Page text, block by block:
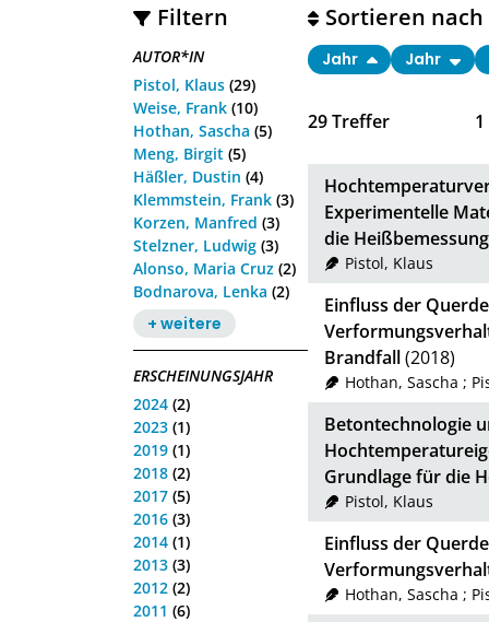
Filtern
AUTOR*IN
Pistol, Klaus (29)
Weise, Frank (10)
Hothan, Sascha (5)
Meng, Birgit (5)
Häßler, Dustin (4)
Klemmstein, Frank (3)
Korzen, Manfred (3)
Stelzner, Ludwig (3)
Alonso, Maria Cruz (2)
Bodnarova, Lenka (2)
+ weitere
ERSCHEINUNGSJAHR
2024 (2)
2023 (1)
2019 (1)
2018 (2)
2017 (5)
2016 (3)
2014 (1)
2013 (3)
2012 (2)
2011 (6)
29Treffer 1
Sortieren nach
Jahr Jahr
Experimentelle
die Heißbemessung
Pistol, Klaus
Einfluss der
Brandfall(2018)
Hothan, Sascha ;
Betontechnologie
Grundlage für die
Pistol, Klaus
Einfluss der
Hothan, Sascha ;